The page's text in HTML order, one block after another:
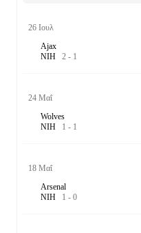
26 Ιουλ
Ajax
ΝΙΗ 2 - 1
24 Μαΐ
Wolves
ΝΙΗ 1 - 1
18 Μαΐ
Arsenal
ΝΙΗ 1 - 0